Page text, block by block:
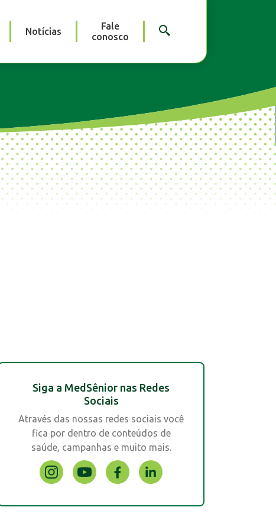
Notícias
Fale
conosco
Siga a MedSênior nas Redes
Sociais
Através das nossas redes sociais você
fica por dentro de conteúdos de
saúde, campanhas e muito mais.